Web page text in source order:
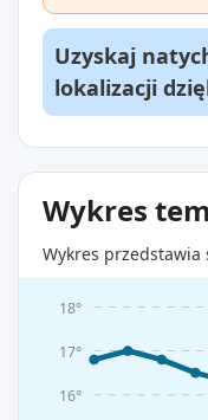
Uzyskaj
lokalizacji
Wykres
Wykres
16°
17°
18°